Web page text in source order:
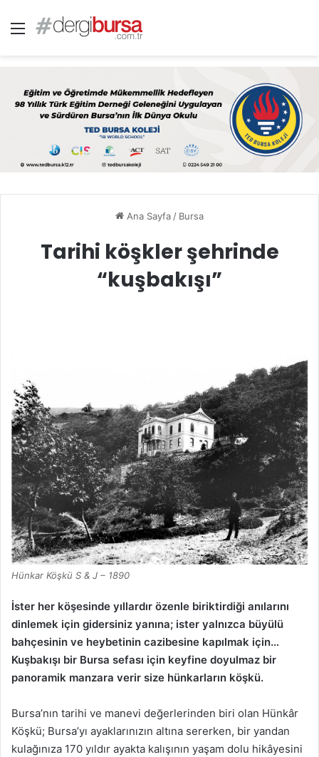
Menü
Ana Sayfa/ Bursa
Tarihi köşkler şehrinde
“kuşbakışı”
Hünkar Köşkü S & J – 1890
İster her köşesinde yıllardır özenle biriktirdiği anılarını
dinlemek için gidersiniz yanına; ister yalnızca büyülü
bahçesinin ve heybetinin cazibesine kapılmak için…
Kuşbakışı bir Bursa sefası için keyfine doyulmaz bir
panoramik manzara verir size hünkarların köşkü.
Bursa’nın tarihi ve manevi değerlerinden biri olan Hünkâr
Köşkü; Bursa’yı ayaklarınızın altına sererken, bir yandan
kulağınıza 170 yıldır ayakta kalışının yaşam dolu hikâyesini